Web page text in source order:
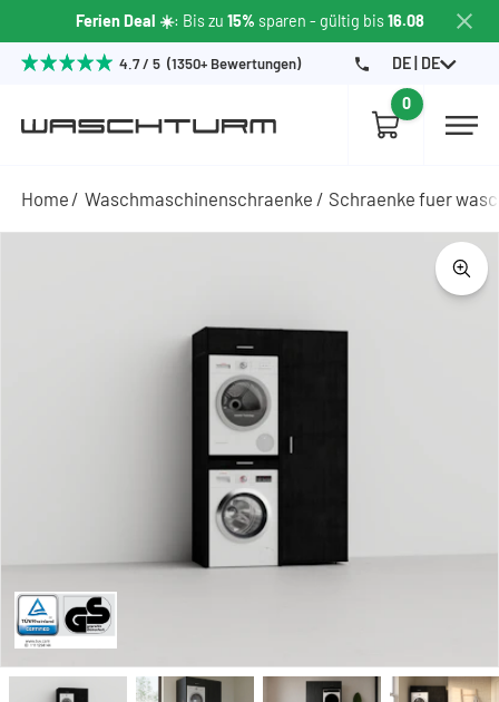
Ferien Deal ☀️: Bis zu 15% sparen - gültig bis16.08
4.7 / 5 (1350+ Bewertungen) DE | DE
0
Home Waschmaschinenschraenke Schraenke fuer